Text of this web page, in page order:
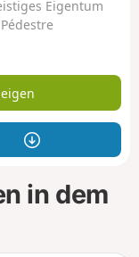
Eigentum
in dem